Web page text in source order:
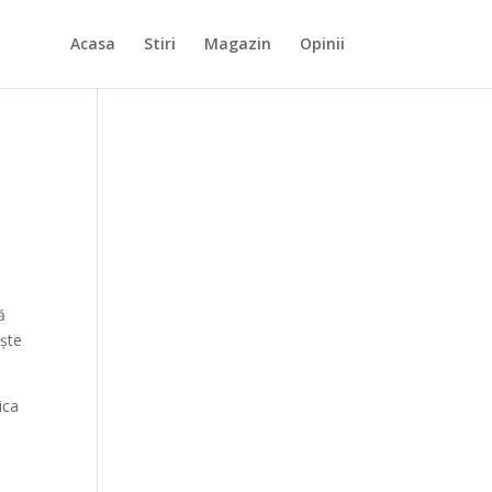
Acasa Stiri Magazin Opinii